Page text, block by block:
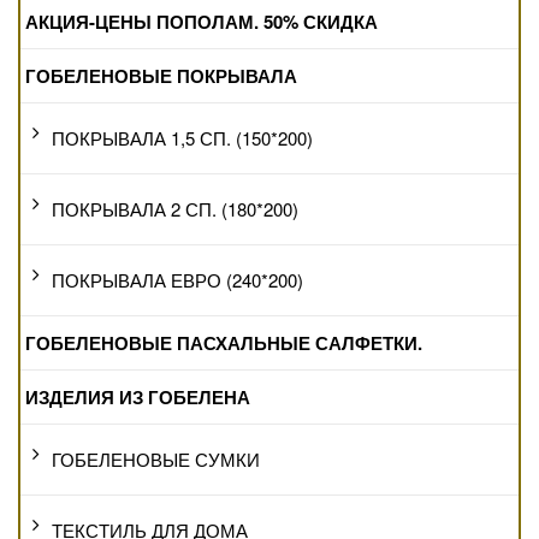
АКЦИЯ-ЦЕНЫ ПОПОЛАМ. 50% СКИДКА
ГОБЕЛЕНОВЫЕ ПОКРЫВАЛА
ПОКРЫВАЛА 1,5 СП. (150*200)
ПОКРЫВАЛА 2 СП. (180*200)
ПОКРЫВАЛА ЕВРО (240*200)
ГОБЕЛЕНОВЫЕ ПАСХАЛЬНЫЕ САЛФЕТКИ.
ИЗДЕЛИЯ ИЗ ГОБЕЛЕНА
ГОБЕЛЕНОВЫЕ СУМКИ
ТЕКСТИЛЬ ДЛЯ ДОМА